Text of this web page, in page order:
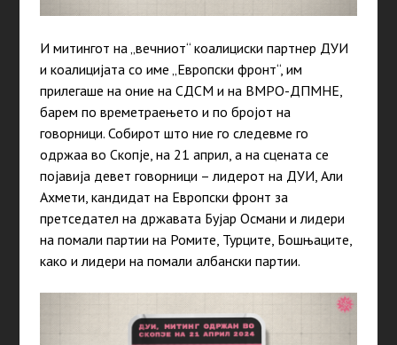
И митингот на „вечниот“ коалициски партнер ДУИ
и коалицијата со име „Европски фронт“, им
прилегаше на оние на СДСМ и на ВМРО-ДПМНЕ,
барем по времетраењето и по бројот на
говорници. Собирот што ние го следевме го
одржаа во Скопје, на 21 април, а на сцената се
појавија девет говорници – лидерот на ДУИ, Али
Ахмети, кандидат на Европски фронт за
претседател на државата Бујар Османи и лидери
на помали партии на Ромите, Турците, Бошњаците,
како и лидери на помали албански партии.